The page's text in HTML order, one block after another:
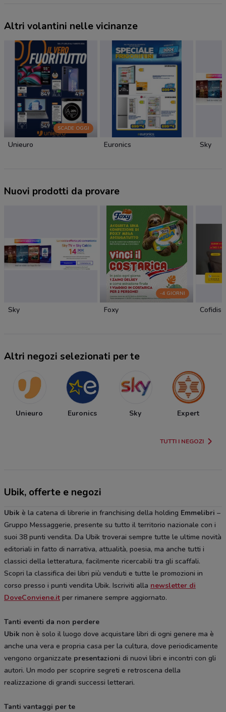
Altri volantini nelle vicinanze
SCADE OGGI
Unieuro Euronics Sky
Nuovi prodotti da provare
Sky
-4 GIORNI
Foxy Cofidis
Altri negozi selezionati per te
Unieuro Euronics Sky Expert
TUTTI I NEGOZI
Ubik, offerte e negozi
Ubik è la catena di librerie in franchising della holding Emmelibri –
Gruppo Messaggerie, presente su tutto il territorio nazionale con i
suoi 38 punti vendita. Da Ubik troverai sempre tutte le ultime novità
editoriali in fatto di narrativa, attualità, poesia, ma anche tutti i
classici della letteratura, facilmente ricercabili tra gli scaffali.
Scopri la classifica dei libri più venduti e tutte le promozioni in
corso presso i punti vendita Ubik. Iscriviti alla newsletter di
DoveConviene.it per rimanere sempre aggiornato.
Tanti eventi da non perdere
Ubik non è solo il luogo dove acquistare libri di ogni genere ma è
anche una vera e propria casa per la cultura, dove periodicamente
vengono organizzate presentazioni di nuovi libri e incontri con gli
autori. Un modo per scoprire segreti e retroscena della
realizzazione di grandi successi letterari.
Tanti vantaggi per te